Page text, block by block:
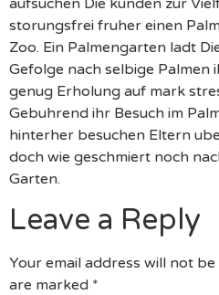
storungsfrei fruher einen
Zoo. Ein Palmengarten ladt
Gefolge nach selbige
genug Erholung auf mark
Gebuhrend ihr Besuch im
hinterher besuchen Eltern
doch wie geschmiert noch
Garten.
Leave a Reply
Your email address will not
are marked *